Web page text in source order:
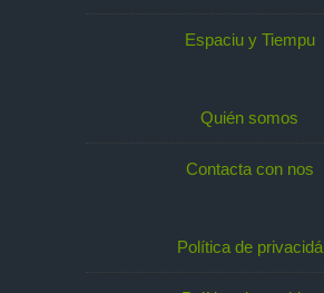
Espaciu y Tiempu
Quién somos
Contacta con nos
Política de privacidá